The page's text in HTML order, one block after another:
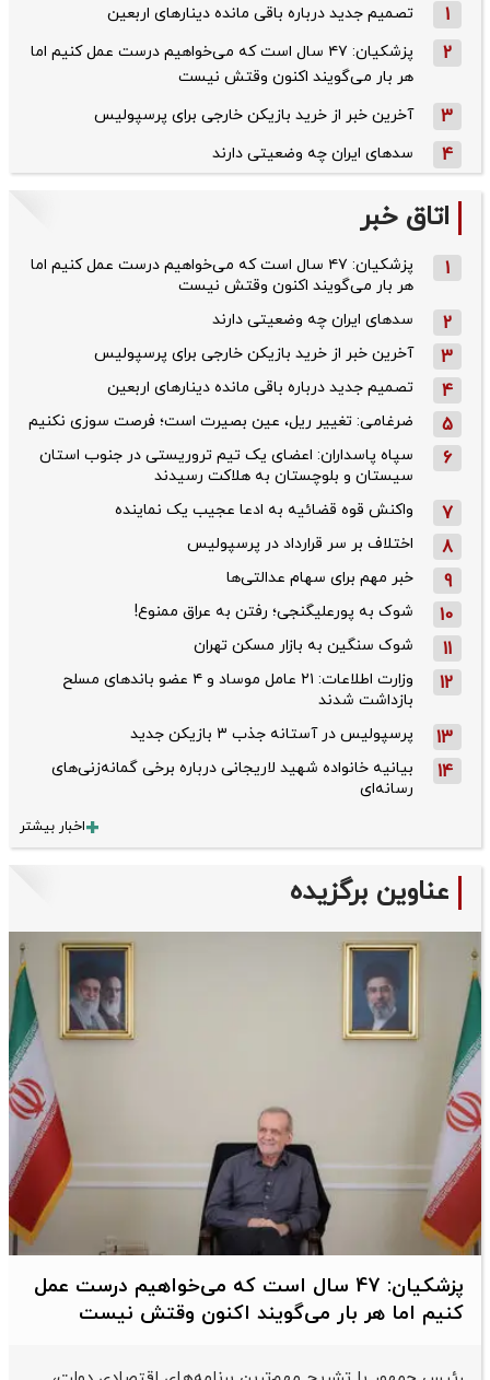
1 تصمیم جدید درباره باقی مانده دینارهای اربعین
2
پزشکیان: ۴۷ سال است که می‌خواهیم درست عمل کنیم اما
هر بار می‌گویند اکنون وقتش نیست
3 آخرین خبر از خرید بازیکن خارجی برای پرسپولیس
4 سدهای ایران چه وضعیتی دارند
اتاق خبر
1
پزشکیان: ۴۷ سال است که می‌خواهیم درست عمل کنیم اما
هر بار می‌گویند اکنون وقتش نیست
2 سدهای ایران چه وضعیتی دارند
3 آخرین خبر از خرید بازیکن خارجی برای پرسپولیس
4 تصمیم جدید درباره باقی مانده دینارهای اربعین
5 ضرغامی: تغییر ریل، عین بصیرت است؛ فرصت سوزی نکنیم
6
سپاه پاسداران: اعضای یک تیم تروریستی در جنوب استان
سیستان و بلوچستان به هلاکت رسیدند
7 واکنش قوه قضائیه به ادعا عجیب یک نماینده
8 اختلاف بر سر قرارداد در پرسپولیس
9 خبر مهم برای سهام عدالتی‌ها
10 شوک به پورعلیگنجی؛ رفتن به عراق ممنوع!
11 شوک سنگین به بازار مسکن تهران
12
وزارت اطلاعات: ۲۱ عامل موساد و ۴ عضو باندهای مسلح
بازداشت شدند
13 پرسپولیس در آستانه جذب ۳ بازیکن جدید
14
بیانیه خانواده شهید لاریجانی درباره برخی گمانه‌زنی‌های
رسانه‌ای
اخبار بیشتر
عناوین برگزیده
پزشکیان: 47 سال است که می‌خواهیم درست عمل
کنیم اما هر بار می‌گویند اکنون وقتش نیست